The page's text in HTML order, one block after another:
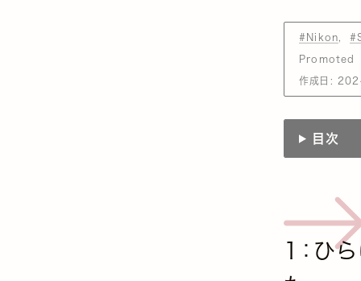
#Nikon
Promoted
作成日:
目次
1：ひ